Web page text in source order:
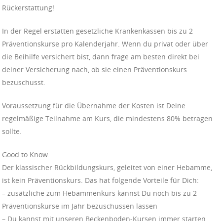
Rückerstattung!
In der Regel erstatten gesetzliche Krankenkassen bis zu 2
Präventionskurse pro Kalenderjahr. Wenn du privat oder über
die Beihilfe versichert bist, dann frage am besten direkt bei
deiner Versicherung nach, ob sie einen Präventionskurs
bezuschusst.
Voraussetzung für die Übernahme der Kosten ist Deine
regelmäßige Teilnahme am Kurs, die mindestens 80% betragen
sollte.
Good to Know:
Der klassischer Rückbildungskurs, geleitet von einer Hebamme,
ist kein Präventionskurs. Das hat folgende Vorteile für Dich:
– zusätzliche zum Hebammenkurs kannst Du noch bis zu 2
Präventionskurse im Jahr bezuschussen lassen
– Du kannst mit unseren Beckenboden-Kursen immer starten,